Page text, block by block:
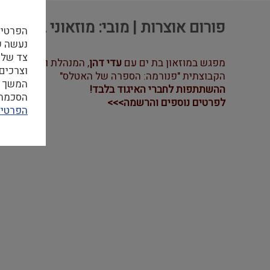
פורום אוצרות | מובי: מוזאוני בת ים | 10.03.26 |
מפגש במוזאון בת ים עם עדי דהן, המנהלת והאוצרת
הקבוצתית "פנורמה: הספרה של האטלס"
ההשתתפות לחברי האיגוד בלבד!
לפרטים נוספים והרשמה>>>
צד
המשך